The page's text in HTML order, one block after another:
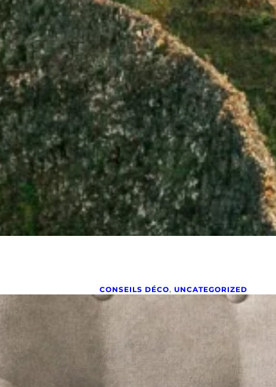
CONSEILS DÉCO, UNCATEGORIZED
5 conseils pour
qui résiste aux
novembre 8, 2024
Voici les 5 conseils essentiels à